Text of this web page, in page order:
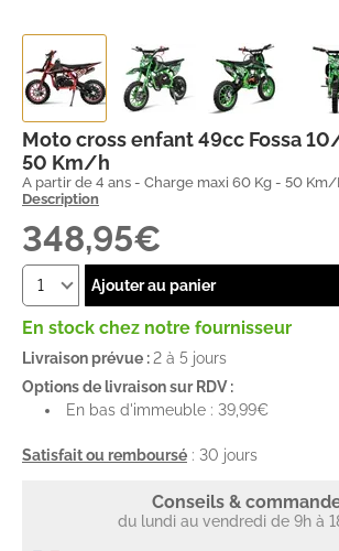
Moto cross enfant 49cc Fossa
50 Km/h
A partir de 4 ans - Charge maxi 60 Kg - 50 Km/
Description
348,95€
Ajouter au panier
En stock chez notre fournisseur
Livraison prévue :2 à 5 jours
Options de livraison sur RDV :
En bas d'immeuble : 39,99€
Satisfait ou remboursé : 30 jours
Conseils &
du lundi au vendredi de 9h à